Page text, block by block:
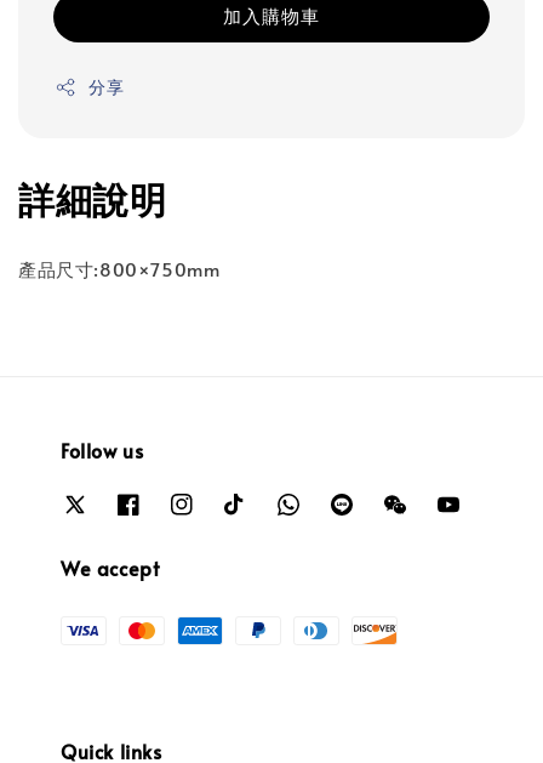
加入購物車
分享
詳細說明
產品尺寸:800×750mm
Follow us
We accept
Quick links